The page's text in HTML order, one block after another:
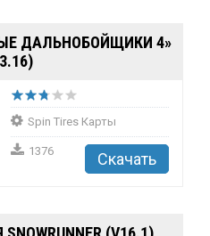
ДАЛЬНОБОЙЩИКИ 4»
Spin Tires Карты
1376 Скачать